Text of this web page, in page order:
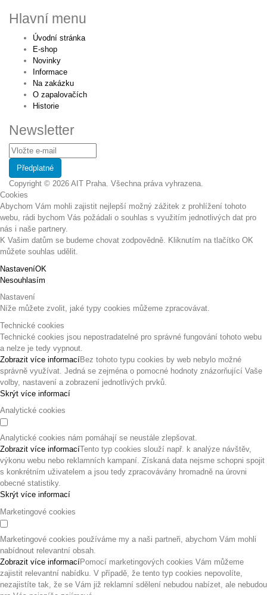
Hlavní menu
Úvodní stránka
E-shop
Novinky
Informace
Na zakázku
O zapalovačích
Historie
Newsletter
Copyright © 2026 AIT Praha. Všechna práva vyhrazena.
Cookies
Abychom Vám mohli zajistit nejlepší možný zážitek z prohlížení tohoto
webu, rádi bychom Vás požádali o souhlas s využitím jednotlivých dat pro
nás i naše partnery.
K Vašim datům se budeme chovat zodpovědně. Kliknutím na tlačítko OK
můžete souhlas udělit.
NastaveníOK
Nesouhlasím
Nastavení
Níže můžete zvolit, jaké typy cookies můžeme zpracovávat.
Technické cookies
Technické cookies jsou nepostradatelné pro správné fungování tohoto webu
a nelze je tedy vypnout.
Zobrazit více informacíBez tohoto typu cookies by web nebylo možné
správně využívat. Jedná se zejména o pomocné hodnoty znázorňující Vaše
volby, nastavení a zobrazení jednotlivých prvků.
Skrýt více informací
Analytické cookies
Analytické cookies nám pomáhají se neustále zlepšovat.
Zobrazit více informacíTento typ cookies slouží např. k analýze návštěv,
výkonu webu nebo reklamních kampaní. Získaná data nejsme schopni spojit
s konkrétním uživatelem a jsou tedy zpracovávány hromadně na úrovni
obecné statistiky.
Skrýt více informací
Marketingové cookies
Marketingové cookies používáme my a naši partneři, abychom Vám mohli
nabídnout relevantní obsah.
Zobrazit více informacíPomocí marketingových cookies Vám můžeme
zajistit relevantní nabídku. V případě, že tento typ cookies nepovolíte,
nezajistíte tak, že se Vám již reklamní sdělení nebudou nabízet, ale nebudou